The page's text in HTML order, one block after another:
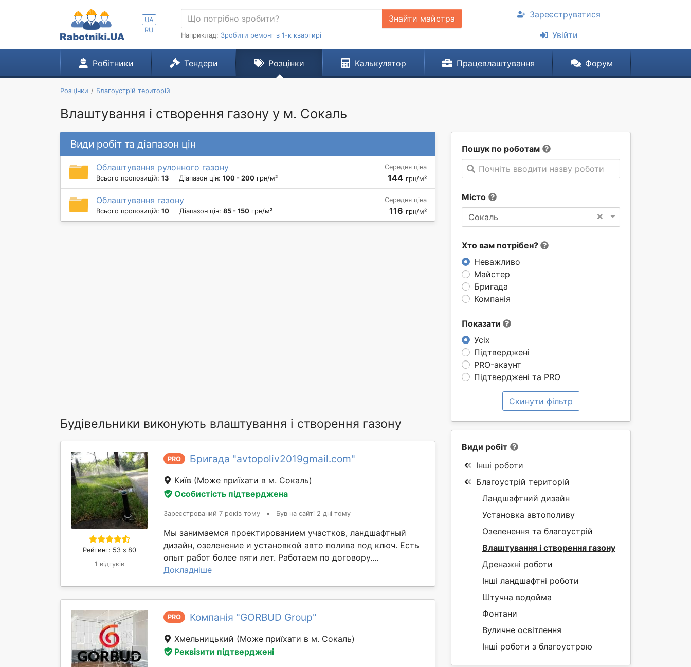
UA
RU
Знайти майстра
Наприклад: Зробити ремонт в 1-к квартирі
Зареєструватися
Увійти
Робітники Тендери Розцінки Калькулятор Працевлаштування Форум
Розцінки Благоустрій територій
Влаштування і створення газону у м. Сокаль
Пошук по роботам
Почніть вводити назву роботи
Місто
×
Сокаль
Хто вам потрібен?
Неважливо
Майстер
Бригада
Компанія
Показати
Усіх
Підтверджені
PRO-акаунт
Підтверджені та PRO
Скинути фільтр
Види робіт та діапазон цін
Облаштування рулонного газону
Всього пропозицій: 13 Діапазон цін: 100 - 200 грн/м²
Середня ціна
144 грн/м²
Облаштування газону
Всього пропозицій: 10 Діапазон цін: 85 - 150 грн/м²
Середня ціна
116 грн/м²
Будівельники виконують влаштування і створення газону
Рейтинг: 53 з 80
1 відгуків
PRO Бригада "avtopoliv2019gmail.com"
Київ (Може приїхати в м. Сокаль)
Особистість підтверджена
Зареєстрований 7 років тому • Був на сайті 2 дні тому
Мы занимаемся проектированием участков, ландшафтный
дизайн, озеленение и установкой авто полива под ключ. Есть
опыт работ более пяти лет. Работаем по договору....
Докладніше
PRO Компанія "GORBUD Group"
Хмельницький (Може приїхати в м. Сокаль)
Реквізити підтверджені
Види робіт
Інші роботи
Благоустрій територій
Ландшафтний дизайн
Установка автополиву
Озеленення та благоустрій
Влаштування і створення газону
Дренажні роботи
Інші ландшафтні роботи
Штучна водойма
Фонтани
Вуличне освітлення
Інші роботи з благоустрою